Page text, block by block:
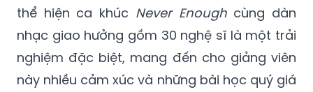
thể hiện ca khúc Never Enoughcùng dàn
nhạc giao hưởng gồm 30 nghệ sĩ là một trải
nghiệm đặc biệt, mang đến cho giảng viên
này nhiều cảm xúc và những bài học quý giá